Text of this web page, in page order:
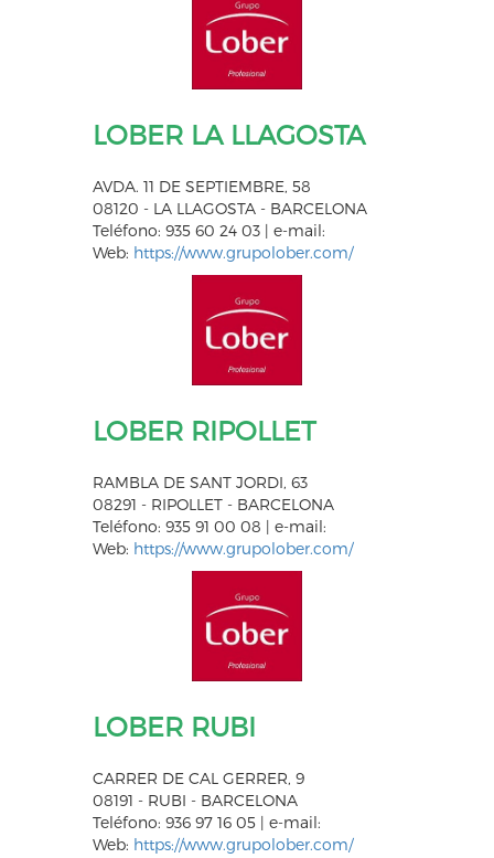
LOBER LA LLAGOSTA
AVDA. 11 DE SEPTIEMBRE, 58
08120 - LA LLAGOSTA - BARCELONA
Teléfono: 935 60 24 03 | e-mail:
Web: https://www.grupolober.com/
LOBER RIPOLLET
RAMBLA DE SANT JORDI, 63
08291 - RIPOLLET - BARCELONA
Teléfono: 935 91 00 08 | e-mail:
Web: https://www.grupolober.com/
LOBER RUBI
CARRER DE CAL GERRER, 9
08191 - RUBI - BARCELONA
Teléfono: 936 97 16 05 | e-mail:
Web: https://www.grupolober.com/